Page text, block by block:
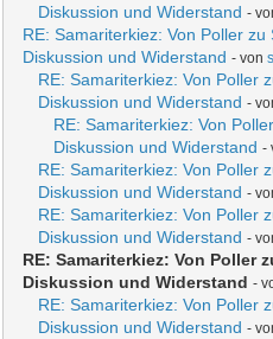
Diskussion und Widerstand -
RE: Samariterkiez: Von Poller
Diskussion und Widerstand - von
RE: Samariterkiez: Von Poller
Diskussion und Widerstand -
RE: Samariterkiez: Von
Diskussion und Widerstand -
RE: Samariterkiez: Von Poller
Diskussion und Widerstand -
RE: Samariterkiez: Von Poller
Diskussion und Widerstand -
RE: Samariterkiez: Von Poller
Diskussion und Widerstand -
RE: Samariterkiez: Von Poller
Diskussion und Widerstand -